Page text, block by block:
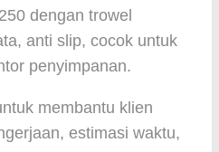
dengan trowel
anti slip, cocok untuk
penyimpanan.
membantu klien
estimasi waktu,